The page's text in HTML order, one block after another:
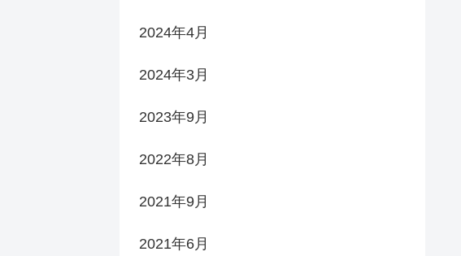
2024年4月
2024年3月
2023年9月
2022年8月
2021年9月
2021年6月